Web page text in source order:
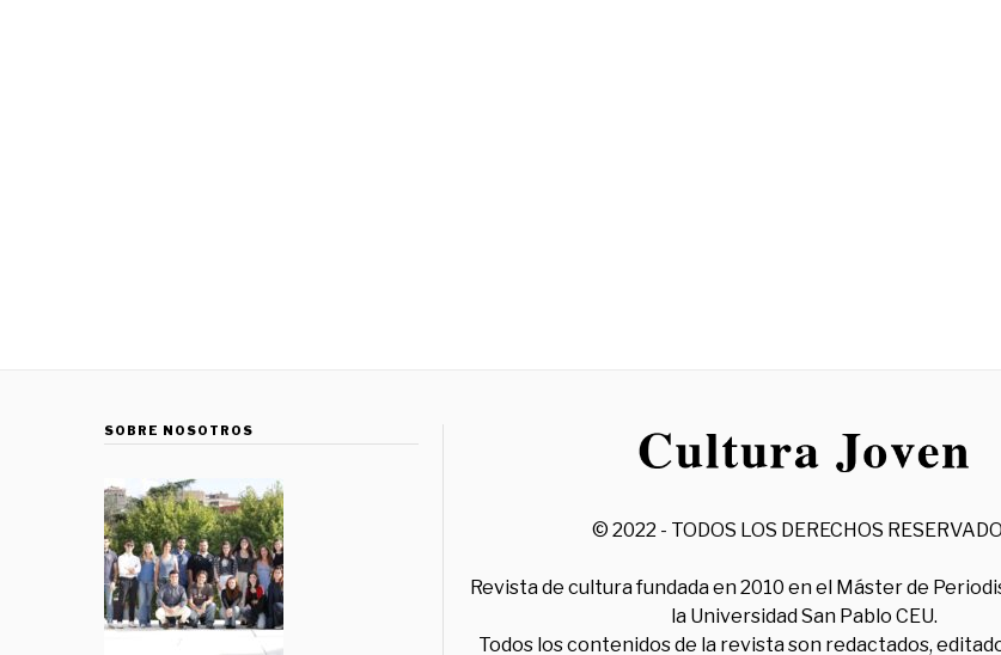
SOBRE NOSOTROS
© 2022 - TODOS LOS DERECHOS
Revista de cultura fundada en 2010 en el Máster de
la Universidad San Pablo CEU.
Todos los contenidos de la revista son redactados,